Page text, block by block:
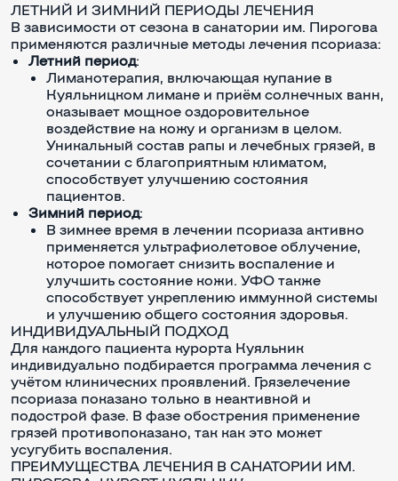
ЛЕТНИЙ И ЗИМНИЙ ПЕРИОДЫ ЛЕЧЕНИЯ
В зависимости от сезона в санатории им. Пирогова
применяются различные методы лечения псориаза:
Летний период:
Лиманотерапия, включающая купание в
Куяльницком лимане и приём солнечных ванн,
оказывает мощное оздоровительное
воздействие на кожу и организм в целом.
Уникальный состав рапы и лечебных грязей, в
сочетании с благоприятным климатом,
способствует улучшению состояния
пациентов.
Зимний период:
В зимнее время в лечении псориаза активно
применяется ультрафиолетовое облучение,
которое помогает снизить воспаление и
улучшить состояние кожи. УФО также
способствует укреплению иммунной системы
и улучшению общего состояния здоровья.
ИНДИВИДУАЛЬНЫЙ ПОДХОД
Для каждого пациента курорта Куяльник
индивидуально подбирается программа лечения с
учётом клинических проявлений. Грязелечение
псориаза показано только в неактивной и
подострой фазе. В фазе обострения применение
грязей противопоказано, так как это может
усугубить воспаления.
ПРЕИМУЩЕСТВА ЛЕЧЕНИЯ В САНАТОРИИ ИМ.